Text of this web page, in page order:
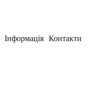
Інформація Контакти